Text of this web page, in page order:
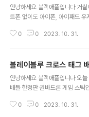
반면 국내판은 가격을 낮추는 대
품의 경우 29,000원 정도를 더
안녕하세요 블랙애플입니다 거
트폰 없이도 아이폰, 아이패드
션4의 시스템 업데이트 버전
개 했는데요 리모트 플레이 기능
하는 기능인데요 그동안은 안드
원을 했었는데 이번에는 애플기
0 0 2023. 10. 31.
블레이블루 크로스 태그
안녕하세요 블랙애플입니다 오
배틀 한정판 권바드론 게임 스틱
후후후 중국회사에서 만든 스틱
0 0 2023. 10. 31.